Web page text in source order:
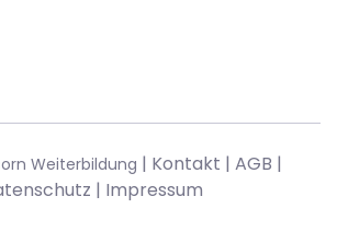
Weiterbildung | Kontakt | AGB |
| Impressum